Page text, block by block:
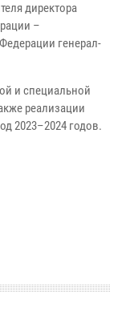
директора
–
генерал-
и специальной
реализации
2023–2024 годов.